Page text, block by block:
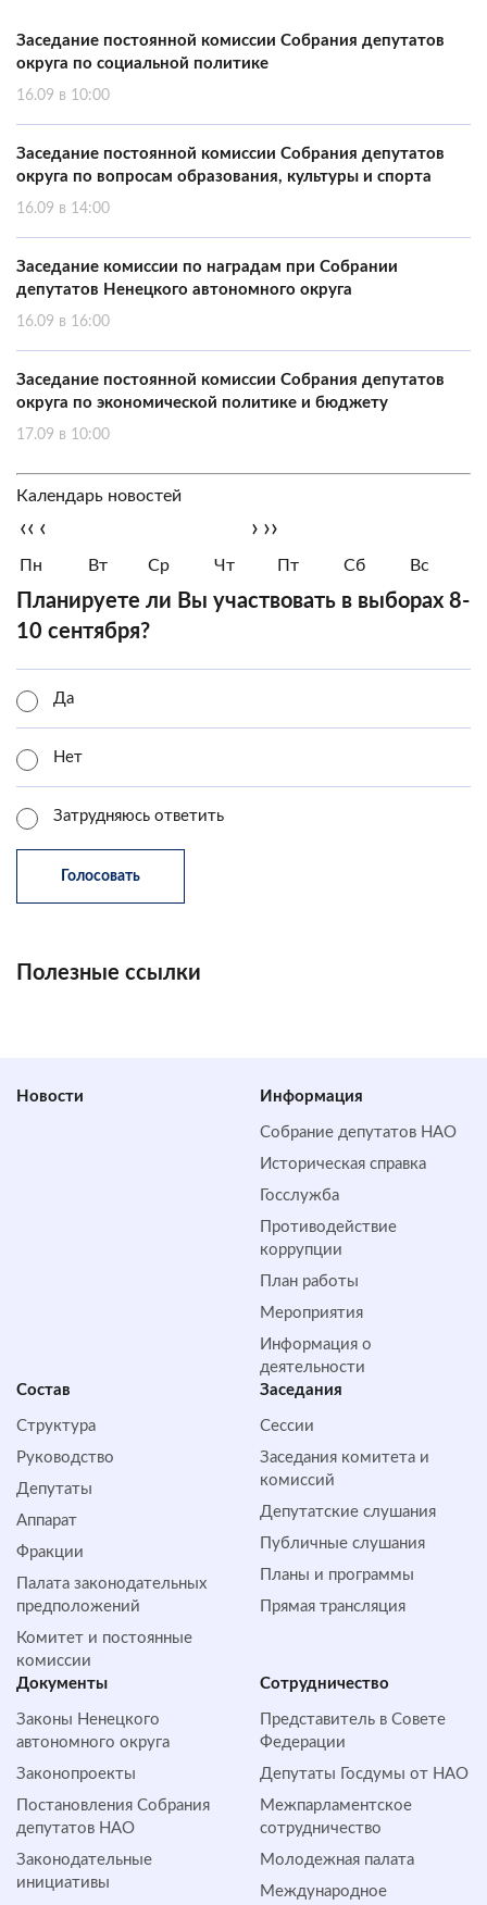
Заседание постоянной комиссии Собрания депутатов
округа по социальной политике
16.09 в 10:00
Заседание постоянной комиссии Собрания депутатов
округа по вопросам образования, культуры и спорта
16.09 в 14:00
Заседание комиссии по наградам при Собрании
депутатов Ненецкого автономного округа
16.09 в 16:00
Заседание постоянной комиссии Собрания депутатов
округа по экономической политике и бюджету
17.09 в 10:00
Календарь новостей
‹‹ ‹ › ››
Пн Вт Ср Чт Пт Сб Вс
Планируете ли Вы участвовать в выборах 8-
10 сентября?
Да
Нет
Затрудняюсь ответить
Полезные ссылки
Новости Информация
Собрание депутатов НАО
Историческая справка
Госслужба
Противодействие
коррупции
План работы
Мероприятия
Информация о
деятельности
Состав
Структура
Руководство
Депутаты
Аппарат
Фракции
Палата законодательных
предположений
Комитет и постоянные
комиссии
Заседания
Сессии
Заседания комитета и
комиссий
Депутатские слушания
Публичные слушания
Планы и программы
Прямая трансляция
Документы
Законы Ненецкого
автономного округа
Законопроекты
Постановления Собрания
депутатов НАО
Законодательные
инициативы
Сотрудничество
Представитель в Совете
Федерации
Депутаты Госдумы от НАО
Межпарламентское
сотрудничество
Молодежная палата
Международное